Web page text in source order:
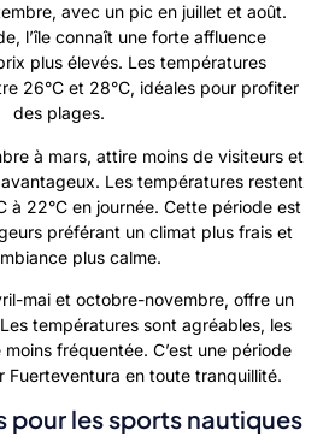
avec un pic en juillet et août.
l’île connaît une forte affluence
plus élevés. Les températures
26°C et 28°C, idéales pour profiter
des plages.
à mars, attire moins de visiteurs et
Les températures restent
à 22°C en journée. Cette période est
préférant un climat plus frais et
plus calme.
mai et octobre-novembre, offre un
températures sont agréables, les
fréquentée. C’est une période
Fuerteventura en toute tranquillité.
pour les sports nautiques